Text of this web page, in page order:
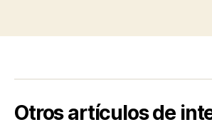
Otros artículos de